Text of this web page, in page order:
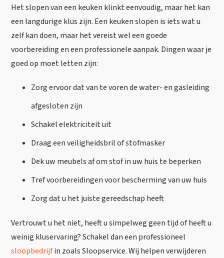
Het slopen van een keuken klinkt eenvoudig, maar het kan
een langdurige klus zijn. Een keuken slopen is iets wat u
zelf kan doen, maar het vereist wel een goede
voorbereiding en een professionele aanpak. Dingen waar je
goed op moet letten zijn:
Zorg ervoor dat van te voren de water- en gasleiding
afgesloten zijn
Schakel elektriciteit uit
Draag een veiligheidsbril of stofmasker
Dek uw meubels af om stof in uw huis te beperken
Tref voorbereidingen voor bescherming van uw huis
Zorg dat u het juiste gereedschap heeft
Vertrouwt u het niet, heeft u simpelweg geen tijd of heeft u
weinig kluservaring? Schakel dan een professioneel
sloopbedrijfin zoals Sloopservice. Wij helpen verwijderen